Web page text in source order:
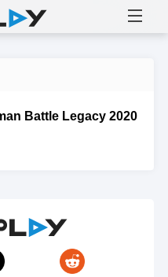
Battle Legacy 2020